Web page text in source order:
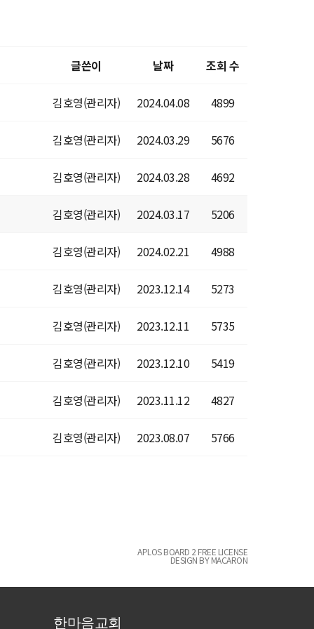
글쓴이 날짜 조회 수
김호영(관리자) 2024.04.08 4899
김호영(관리자) 2024.03.29 5676
김호영(관리자) 2024.03.28 4692
김호영(관리자) 2024.03.17 5206
김호영(관리자) 2024.02.21 4988
김호영(관리자) 2023.12.14 5273
김호영(관리자) 2023.12.11 5735
김호영(관리자) 2023.12.10 5419
김호영(관리자) 2023.11.12 4827
김호영(관리자) 2023.08.07 5766
APLOS BOARD 2 FREE LICENSE
DESIGN BY MACARON
한마음교회